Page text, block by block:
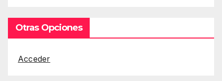
Otras Opciones
Acceder